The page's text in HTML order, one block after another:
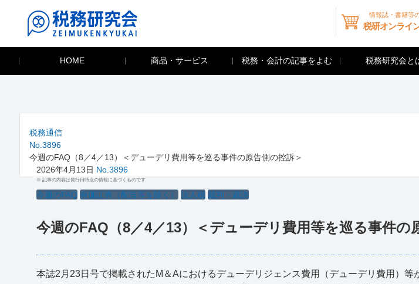
情報誌・書籍等
税研オンライ
HOME 商品・サービス 税務・会計の記事をよむ 税務研究会と
税務通信
No.3896
今週のFAQ（8／4／13）＜デューデリ費用等を巡る事件の原告側の控訴＞
2026年4月13日 No.3896
※ 記事の内容は発行日時点の情報に基づくものです
今週のFAQ 有価証券（配当等を除く） 法人税 裁判・裁決
今週のFAQ（8／4／13）＜デューデリ費用等を巡る事件の
本誌2月23日号で掲載されたM＆Aにおけるデューデリジェンス費用（デューデリ費用）等